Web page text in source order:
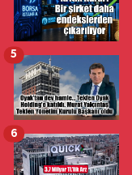
5
6